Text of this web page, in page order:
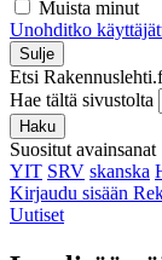
Muista minut
Unohditko
Sulje
Etsi
Hae tältä sivustolta
Haku
Suositut avainsanat
YIT SRV skanska
Kirjaudu sisään
Uutiset